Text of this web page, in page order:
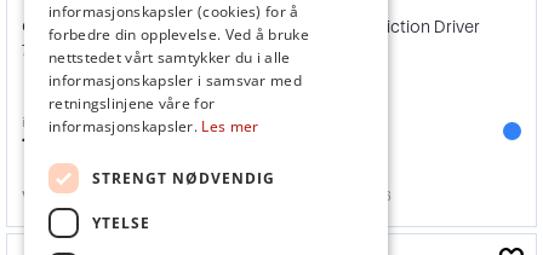
OConnor Driver Gear 50 tooth 0.6M
7.5mm face Fujinon ENG focus
inkl. mva
1 670,-
Varenr 150704
OConnor Friction Driver
150706
informasjonskapsler (cookies) for å
forbedre din opplevelse. Ved å bruke
nettstedet vårt samtykker du i alle
informasjonskapsler i samsvar med
retningslinjene våre for
informasjonskapsler. Les mer
STRENGT NØDVENDIG
YTELSE